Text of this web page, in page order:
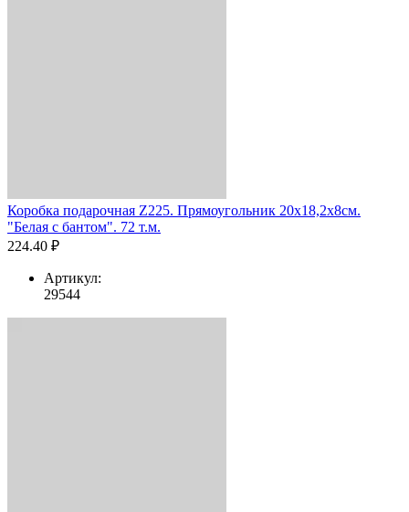
Коробка подарочная Z225. Прямоугольник 20х18,2х8см.
"Белая с бантом". 72 т.м.
224.40 ₽
Артикул:
29544